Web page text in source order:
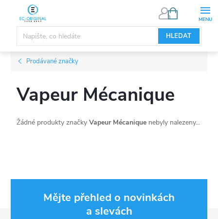
obsah
HLEDAT
NÁKUPNÍ
Prodávané značky
Vapeur Mécanique
Žádné produkty značkyVapeur Mécanique nebyly nalezeny...
Mějte přehled o novinkách
a slevách